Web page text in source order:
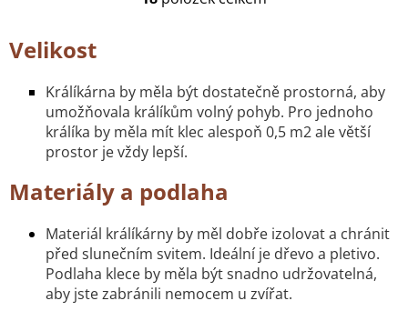
O
a
c
í
p
k
v
ý
p
i
s
Velikost
Králíkárna by měla být dostatečně prostorná, aby
umožňovala králíkům volný pohyb. Pro jednoho
králíka by měla mít klec alespoň 0,5 m2 ale větší
prostor je vždy lepší.
Materiály a podlaha
Materiál králíkárny by měl dobře izolovat a chránit
před slunečním svitem. Ideální je dřevo a pletivo.
Podlaha klece by měla být snadno udržovatelná,
aby jste zabránili nemocem u zvířat.